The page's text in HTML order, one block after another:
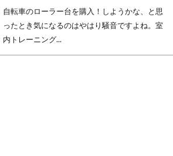
自転車のローラー台を購入！しようかな、と思
ったとき気になるのはやはり騒音ですよね。室
内トレーニング...